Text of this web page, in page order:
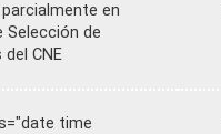
en
Selección de
CNE
time